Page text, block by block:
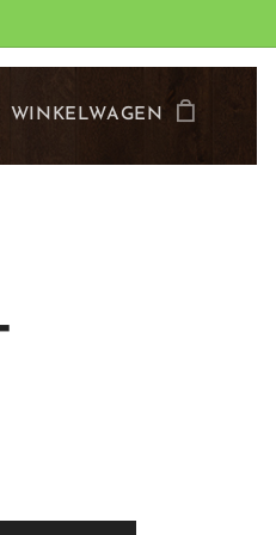
WINKELWAGEN